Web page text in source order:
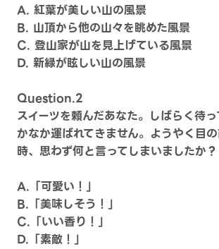
A. 紅葉が美しい山の風景
B. 山頂から他の山々を眺めた風景
C. 登山家が山を見上げている風景
D. 新緑が眩しい山の風景
Question.2
スイーツを頼んだあなた。しばらく待
かなか運ばれてきません。ようやく目
時、思わず何と言ってしまいましたか？
A.「可愛い！」
B.「美味しそう！」
C.「いい香り！」
D.「素敵！」